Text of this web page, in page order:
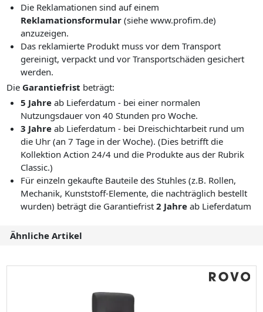
Die Reklamationen sind auf einem
Reklamationsformular (siehe www.profim.de)
anzuzeigen.
Das reklamierte Produkt muss vor dem Transport
gereinigt, verpackt und vor Transportschäden gesichert
werden.
Die Garantiefrist beträgt:
5 Jahre ab Lieferdatum - bei einer normalen
Nutzungsdauer von 40 Stunden pro Woche.
3 Jahre ab Lieferdatum - bei Dreischichtarbeit rund um
die Uhr (an 7 Tage in der Woche). (Dies betrifft die
Kollektion Action 24/4 und die Produkte aus der Rubrik
Classic.)
Für einzeln gekaufte Bauteile des Stuhles (z.B. Rollen,
Mechanik, Kunststoff-Elemente, die nachträglich bestellt
wurden) beträgt die Garantiefrist2 Jahre ab Lieferdatum
Ähnliche Artikel